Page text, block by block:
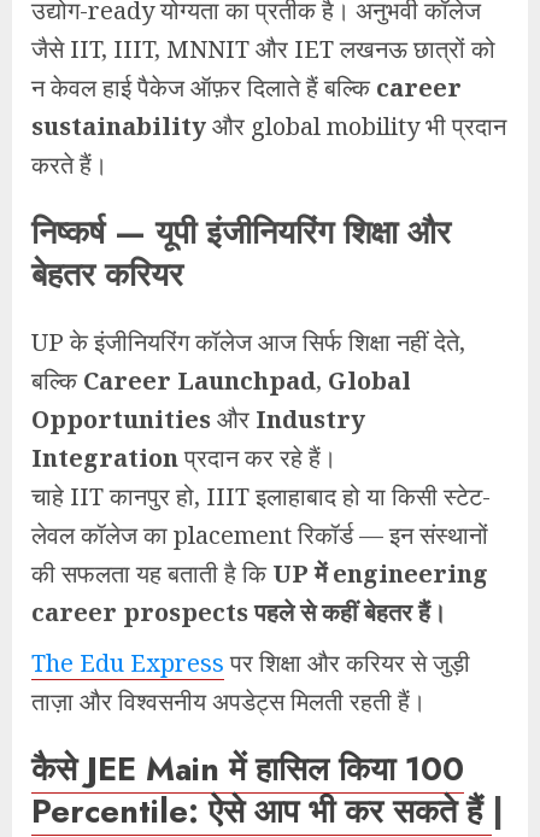
उद्योग-ready योग्यता का प्रतीक है। अनुभवी कॉलेज
जैसे IIT, IIIT, MNNIT और IET लखनऊ छात्रों को
न केवल हाई पैकेज ऑफ़र दिलाते हैं बल्किcareer
sustainabilityऔर global mobility भी प्रदान
करते हैं।
निष्कर्ष — यूपी इंजीनियरिंग शिक्षा और
बेहतर करियर
UP के इंजीनियरिंग कॉलेज आज सिर्फ शिक्षा नहीं देते,
बल्किCareer Launchpad, Global
Opportunities और Industry
Integrationप्रदान कर रहे हैं।
चाहे IIT कानपुर हो, IIIT इलाहाबाद हो या किसी स्टेट-
लेवल कॉलेज का placement रिकॉर्ड — इन संस्थानों
की सफलता यह बताती है किUP में engineering
career prospects पहले से कहीं बेहतर हैं।
The Edu Expressपर शिक्षा और करियर से जुड़ी
ताज़ा और विश्वसनीय अपडेट्स मिलती रहती हैं।
कैसे JEE Main में हासिल किया 100
Percentile: ऐसे आप भी कर सकते हैं |